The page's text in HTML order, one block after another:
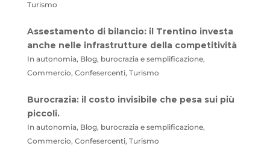
Turismo
Assestamento di bilancio: il Trentino investa
anche nelle infrastrutture della competitività
In autonomia, Blog, burocrazia e semplificazione,
Commercio, Confesercenti, Turismo
Burocrazia: il costo invisibile che pesa sui più
piccoli.
In autonomia, Blog, burocrazia e semplificazione,
Commercio, Confesercenti, Turismo